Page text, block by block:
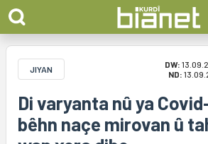
JIYAN DW:
ND:
Di varyanta nû ya
bêhn naçe mirovan û